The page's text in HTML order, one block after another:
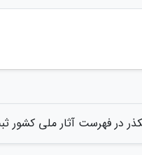
در فهرست آثار ملی کشور